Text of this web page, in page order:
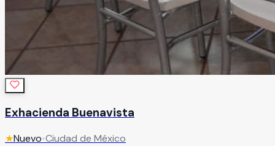
Exhacienda Buenavista
★Nuevo•Ciudad de México